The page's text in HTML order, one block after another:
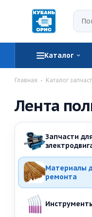
Каталог
Главная - Каталог
Лента
Запчасти
Материалы
ремонта